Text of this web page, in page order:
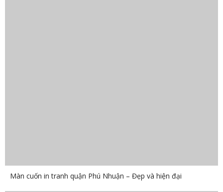
Màn cuốn in tranh quận Phú Nhuận – Đẹp và hiện đại